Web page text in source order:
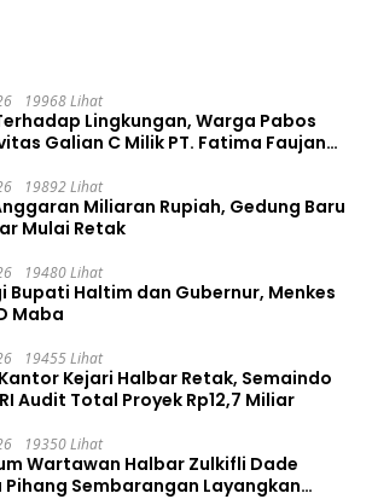
19968 Lihat
Lingkungan, Warga Pabos
Galian C Milik PT. Fatima Faujan
19892 Lihat
Miliaran Rupiah, Gedung Baru
Mulai Retak
19480 Lihat
Bupati Haltim dan Gubernur, Menkes
Maba
19455 Lihat
Kejari Halbar Retak, Semaindo
Audit Total Proyek Rp12,7 Miliar
19350 Lihat
Wartawan Halbar Zulkifli Dade
Pihang Sembarangan Layangkan